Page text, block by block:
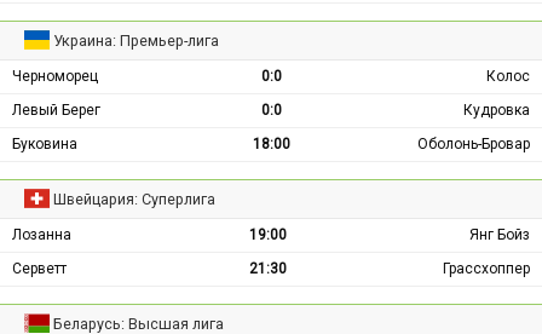
Украина: Премьер-лига
Черноморец 0:0
Колос
Левый Берег
0:0
Кудровка
Буковина
18:00 Оболонь-Бровар
Швейцария: Суперлига
Лозанна 19:00
Янг Бойз
Серветт
21:30 Грассхоппер
Беларусь: Высшая лига